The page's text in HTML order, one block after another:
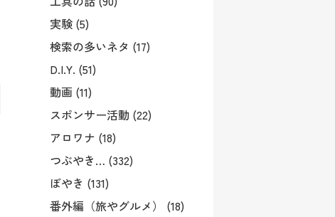
実験 (5)
検索の多いネタ (17)
D.I.Y. (51)
動画 (11)
スポンサー活動 (22)
アロワナ (18)
つぶやき… (332)
ぼやき (131)
番外編（旅やグルメ） (18)